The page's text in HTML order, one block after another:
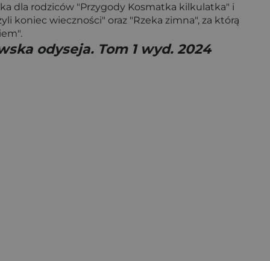
dla rodziców "Przygody Kosmatka kilkulatka" i
koniec wieczności" oraz "Rzeka zimna", za którą
odyseja. Tom 1 wyd. 2024